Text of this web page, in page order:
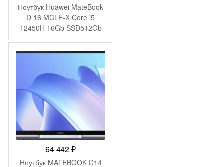
Ноутбук Huawei MateBook
D 16 MCLF-X Core i5
12450H 16Gb SSD512Gb
Intel UHD Graphics 16″ IPS
(1920×1200) без ОС grey
(53013YDK)
64 442₽
Ноутбук MATEBOOK D14